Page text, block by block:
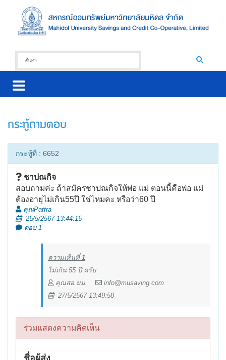
กระทู้ถามตอบ
กระทู้ที่ : 6652
ชาปณกิจ
สอบถามค่ะ ถ้าสมัครชาปณกิจให้พ่อ แม่ ตอนนี้คือพ่อ แม่
ต้องอายุไม่เกิน55ปี ใช่ไหมคะ หรือว่า60 ปี
คุณPattra
25/5/2567 13:44:15
ตอบ 1
ความเห็นที่1
ไม่เกิน 55 ปี ครับ
คุณสอ.มม.
info@musaving.com
27/5/2567 13:49:58
ร่วมแสดงความคิดเห็น